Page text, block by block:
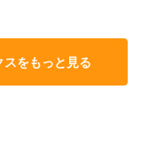
をもっと見る